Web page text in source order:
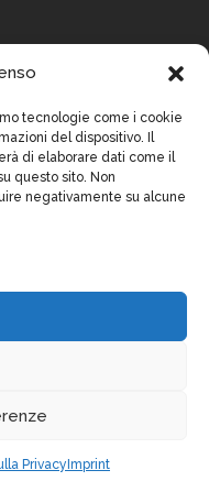
tecnologie come i cookie
del dispositivo. Il
di elaborare dati come il
questo sito. Non
negativamente su alcune
Privacy Imprint
by Ipseity